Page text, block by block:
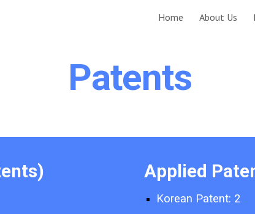
Skip to
Home About Us
Patents
Applied
Korean Patent: 2